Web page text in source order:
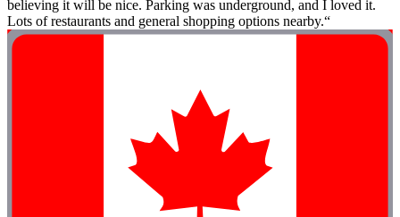
believing it will be nice. Parking was underground, and I loved it.
Lots of restaurants and general shopping options nearby.“